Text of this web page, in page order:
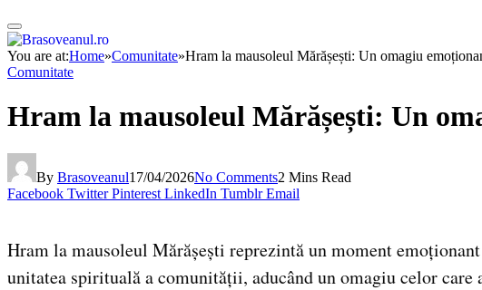
You are at:Home»Comunitate»Hram la mausoleul Mărășești: Un omagiu
Comunitate
Hram la mausoleul Mărășești: Un
By Brasoveanul17/04/2026No Comments2 Mins Read
Facebook Twitter Pinterest LinkedIn Tumblr Email
Hram la mausoleul Mărășești reprezintă un moment
unitatea spirituală a comunității, aducând un omagiu celor care